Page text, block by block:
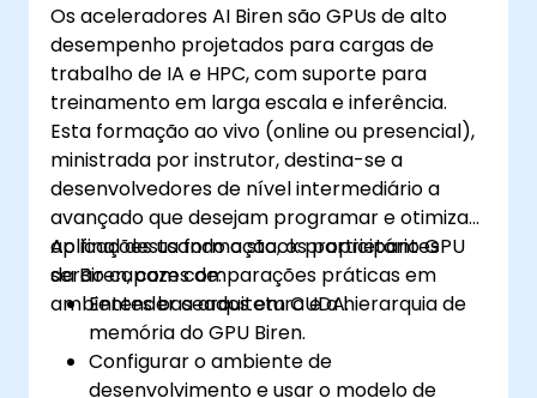
Os aceleradores AI Biren são GPUs de alto
desempenho projetados para cargas de
trabalho de IA e HPC, com suporte para
treinamento em larga escala e inferência.
Esta formação ao vivo (online ou presencial),
ministrada por instrutor, destina-se a
desenvolvedores de nível intermediário a
avançado que desejam programar e otimizar
aplicações usando o stack proprietário GPU
da Biren, com comparações práticas em
ambientes baseados em CUDA.
Ao final desta formação, os participantes
serão capazes de:
Entender a arquitetura e a hierarquia de
memória do GPU Biren.
Configurar o ambiente de
desenvolvimento e usar o modelo de